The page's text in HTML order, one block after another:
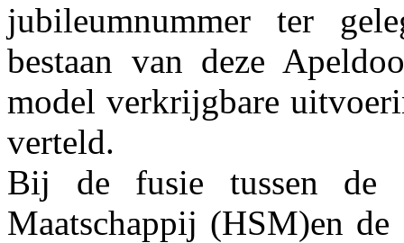
jubileumnummer ter
bestaan van deze
model verkrijgbare
verteld.
Bij de fusie tussen de
Maatschappij (HSM)en